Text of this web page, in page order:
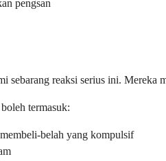
pengsan
sebarang reaksi serius ini.
termasuk:
belah yang kompulsif